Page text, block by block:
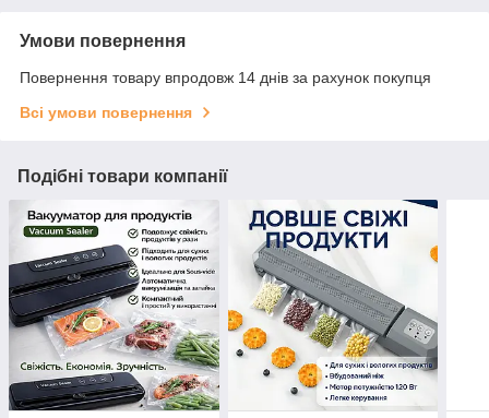
Умови повернення
Повернення товару впродовж 14 днів за рахунок покупця
Всі умови повернення
Подібні товари компанії